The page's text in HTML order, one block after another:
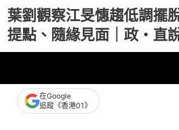
葉劉觀察江旻憓趨低調
提點、隨緣見面｜政・直
在Google
追蹤《香港01》